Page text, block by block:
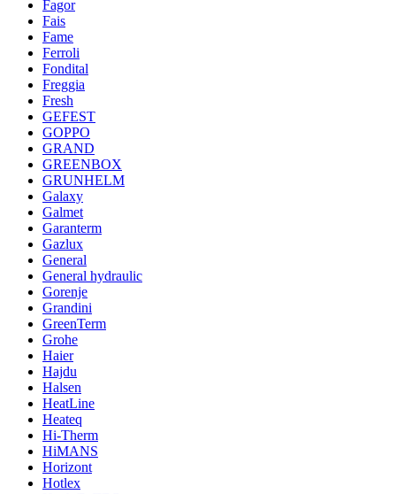
Fagor
Fais
Fame
Ferroli
Fondital
Freggia
Fresh
GEFEST
GOPPO
GRAND
GREENBOX
GRUNHELM
Galaxy
Galmet
Garanterm
Gazlux
General
General hydraulic
Gorenje
Grandini
GreenTerm
Grohe
Haier
Hajdu
Halsen
HeatLine
Heateq
Hi-Therm
HiMANS
Horizont
Hotlex